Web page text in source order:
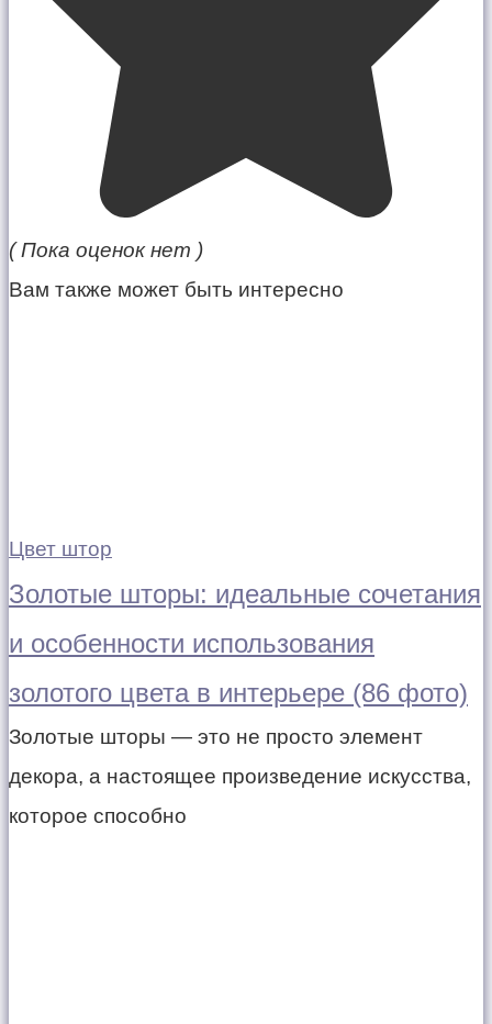
( Пока оценок нет )
Вам также может быть интересно
Цвет штор
Золотые шторы: идеальные сочетания
и особенности использования
золотого цвета в интерьере (86 фото)
Золотые шторы — это не просто элемент
декора, а настоящее произведение искусства,
которое способно